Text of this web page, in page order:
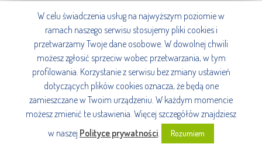
W celu świadczenia usług na najwyższym poziomie w
ramach naszego serwisu stosujemy pliki cookies i
przetwarzamy Twoje dane osobowe. W dowolnej chwili
możesz zgłosić sprzeciw wobec przetwarzania, w tym
profilowania. Korzystanie z serwisu bez zmiany ustawień
dotyczących plików cookies oznacza, że będą one
zamieszczane w Twoim urządzeniu. W każdym momencie
możesz zmienić te ustawienia. Więcej szczegółów znajdziesz
w naszej Polityce prywatności. Rozumiem